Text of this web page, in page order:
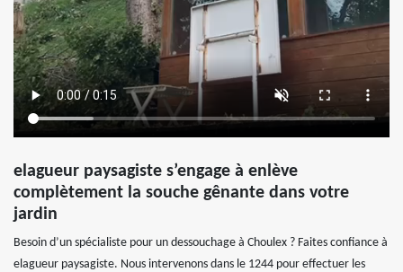
elagueur paysagiste s’engage à enlève
complètement la souche gênante dans votre
jardin
Besoin d’un spécialiste pour un dessouchage à Choulex ? Faites confiance à
elagueur paysagiste. Nous intervenons dans le 1244 pour effectuer les